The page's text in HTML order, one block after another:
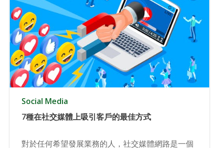
Social Media
7種在社交媒體上吸引客戶的最佳方式
對於任何希望發展業務的人，社交媒體網路是一個